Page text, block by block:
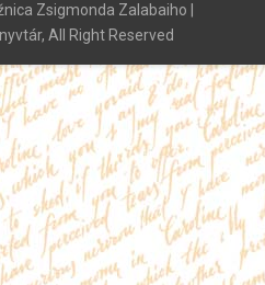
Zsigmonda Zalabaiho |
All Right Reserved